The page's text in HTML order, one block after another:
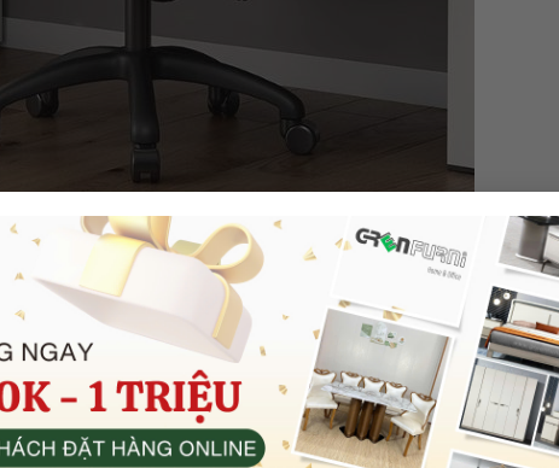
GR-V2-001
người ngồi luôn cảm thấy thoải mái, không bị đổ mồ hôi hay
có độ bền cao, mang lại cảm giác dễ chịu cho người sử
Đảm bảo độ bền và khả năng chịu lực tốt, giúp ghế luôn chắc
xung quanh mà không cần phải đứng dậy, giúp tiết kiệm